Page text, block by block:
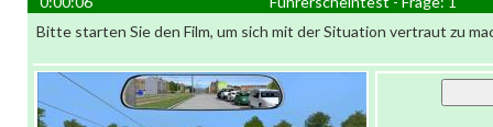
Bitte starten Sie den Film, um sich mit der Situation vertraut zu